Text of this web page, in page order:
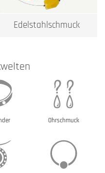
Edelstahlschmuck
Ohrschmuck